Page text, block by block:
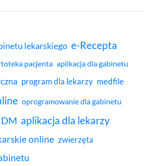
lekarskiego e-Recepta
pacjenta aplikacja dla gabinetu
program dla lekarzy medfile
oprogramowanie dla gabinetu
aplikacja dla lekarzy
online zwierzęta